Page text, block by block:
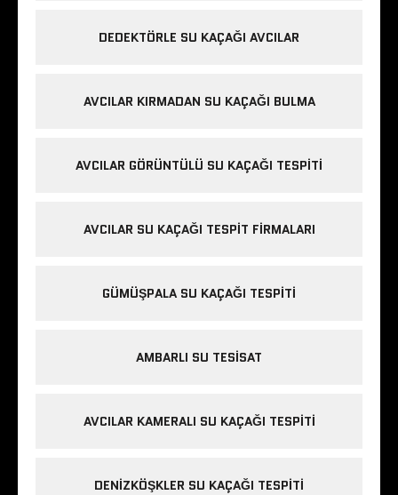
DEDEKTÖRLE SU KAÇAĞI AVCILAR
AVCILAR KIRMADAN SU KAÇAĞI BULMA
AVCILAR GÖRÜNTÜLÜ SU KAÇAĞI TESPITI
AVCILAR SU KAÇAĞI TESPIT FIRMALARI
GÜMÜŞPALA SU KAÇAĞI TESPITI
AMBARLI SU TESISAT
AVCILAR KAMERALI SU KAÇAĞI TESPITI
DENIZKÖŞKLER SU KAÇAĞI TESPITI